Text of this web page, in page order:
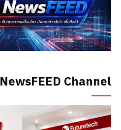
NewsFEED Channel